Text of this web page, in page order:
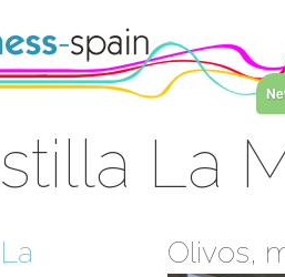
La
Olivos,